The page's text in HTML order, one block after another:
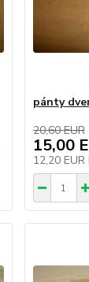
pánty
20,60 EUR
15,00
12,20 EUR